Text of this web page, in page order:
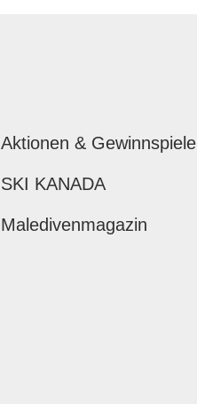
Aktionen & Gewinnspiele
SKI KANADA
Maledivenmagazin